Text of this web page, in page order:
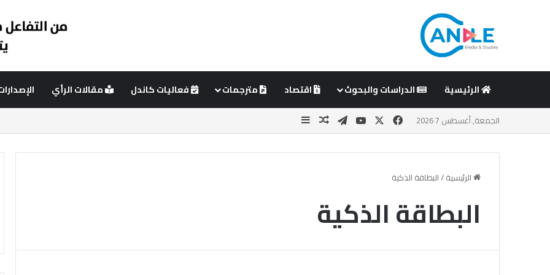
الرئيسية الدراسات والبحوث اقتصاد مترجمات فعاليات كاندل مقالات الرأي
الجمعة, أغسطس 7 2026 فيسبوك ‫YouTube
تيلقرام مقال عشوائي
الرئيسية/البطاقة الذكية
البطاقة الذكية